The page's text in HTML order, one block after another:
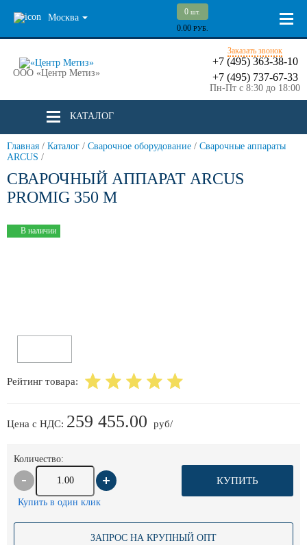
Москва
0 шт.
0.00 РУБ.
ООО «Центр Метиз»
Заказать звонок
+7 (495) 363-38-10
+7 (495) 737-67-33
Пн-Пт с 8:30 до 18:00
КАТАЛОГ
Главная / Каталог / Сварочное оборудование / Сварочные аппараты
ARCUS /
СВАРОЧНЫЙ АППАРАТ ARCUS
PROMIG 350 M
В наличии
Рейтинг товара:
Цена с НДС: 259 455.00 руб/
Количество:
КУПИТЬ
Купить в один клик
ЗАПРОС НА КРУПНЫЙ ОПТ